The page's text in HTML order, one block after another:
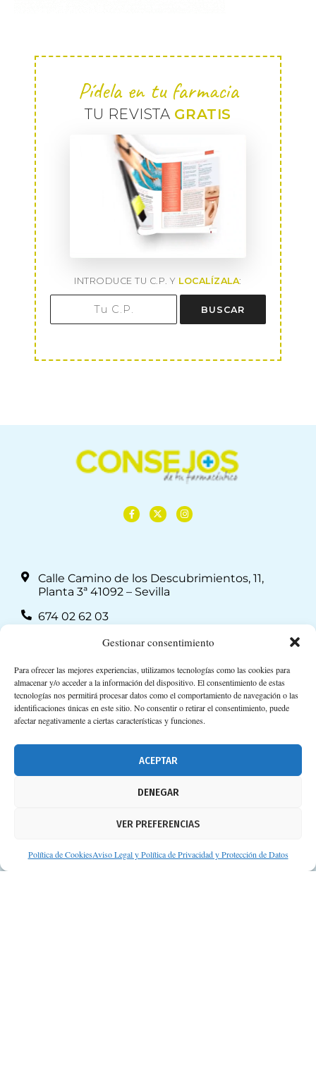
Gestionar consentimiento
Para ofrecer las mejores experiencias, utilizamos tecnologías como las cookies para
almacenar y/o acceder a la información del dispositivo. El consentimiento de estas
tecnologías nos permitirá procesar datos como el comportamiento de navegación o las
identificaciones únicas en este sitio. No consentir o retirar el consentimiento, puede
afectar negativamente a ciertas características y funciones.
ACEPTAR
DENEGAR
VER PREFERENCIAS
Política de CookiesAviso Legal y Política de Privacidad y Protección de Datos
Pídela en tu farmacia
TU REVISTA GRATIS
INTRODUCE TU C.P. Y LOCALÍZALA:
BUSCAR
Calle Camino de los Descubrimientos, 11,
Planta 3ª 41092 – Sevilla
674 02 62 03
info@consejosdetufarmaceutico.com
Aviso legal
Política de cookies
Protección de datos personales
Suscripción a Newsletter